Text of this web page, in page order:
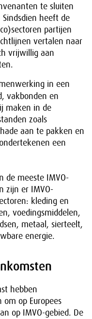
te sluiten
Sindsdien heeft de
partijen
vertalen naar
vrijwillig aan
in een
vakbonden en
maken in de
zoals
aan te pakken en
een
de meeste IMVO-
zijn er IMVO-
kleding en
voedingsmiddelen,
metaal, sierteelt,
energie.
hebben
om op Europees
op IMVO-gebied. De